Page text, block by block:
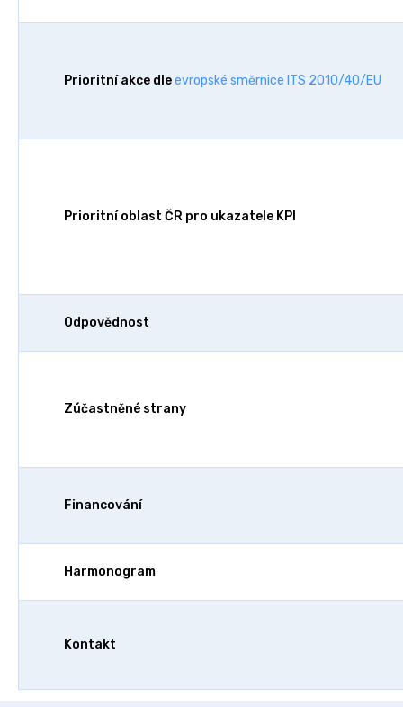
Prioritní akce dleevropské směrnice ITS 2010/40/EU
Prioritní oblast ČR pro ukazatele KPI
Odpovědnost
Zúčastněné strany
Financování
Harmonogram
Kontakt